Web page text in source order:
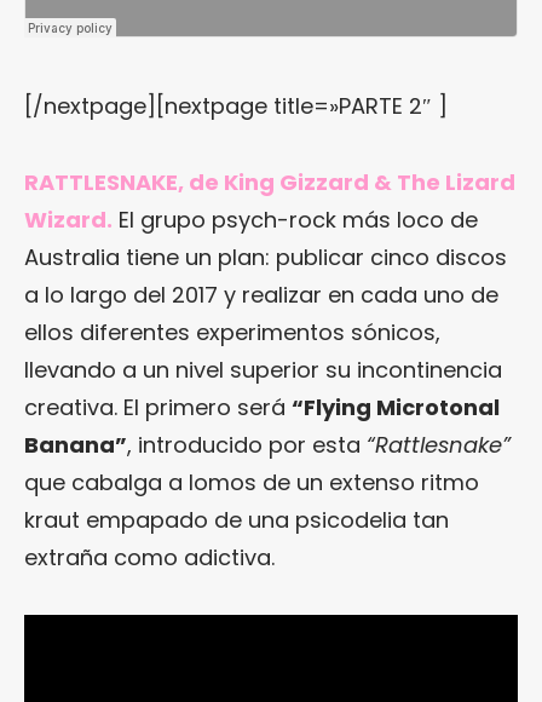
[/nextpage][nextpage title=»PARTE 2″ ]
RATTLESNAKE, de King Gizzard & The Lizard
Wizard. El grupo psych-rock más loco de
Australia tiene un plan: publicar cinco discos
a lo largo del 2017 y realizar en cada uno de
ellos diferentes experimentos sónicos,
llevando a un nivel superior su incontinencia
creativa. El primero será “Flying Microtonal
Banana”, introducido por esta “Rattlesnake”
que cabalga a lomos de un extenso ritmo
kraut empapado de una psicodelia tan
extraña como adictiva.